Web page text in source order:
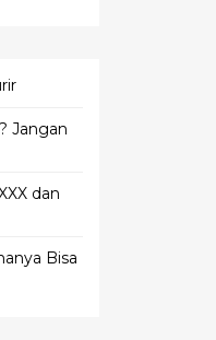
Jangan
dan
Bisa